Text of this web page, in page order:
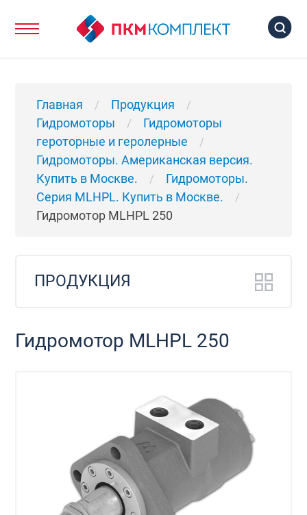
Главная / Продукция /
Гидромоторы /
Гидромоторы
героторные и геролерные
/
Гидромоторы. Американская версия.
Купить в Москве.
/
Гидромоторы.
Серия MLHPL. Купить в Москве.
/
Гидромотор MLHPL 250
ПРОДУКЦИЯ
Гидромотор MLHPL 250